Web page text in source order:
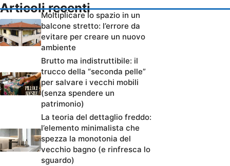
Articoli recenti
Moltiplicare lo spazio in un
balcone stretto: l’errore da
evitare per creare un nuovo
ambiente
Brutto ma indistruttibile: il
trucco della “seconda pelle”
per salvare i vecchi mobili
(senza spendere un
patrimonio)
La teoria del dettaglio freddo:
l’elemento minimalista che
spezza la monotonia del
vecchio bagno (e rinfresca lo
sguardo)